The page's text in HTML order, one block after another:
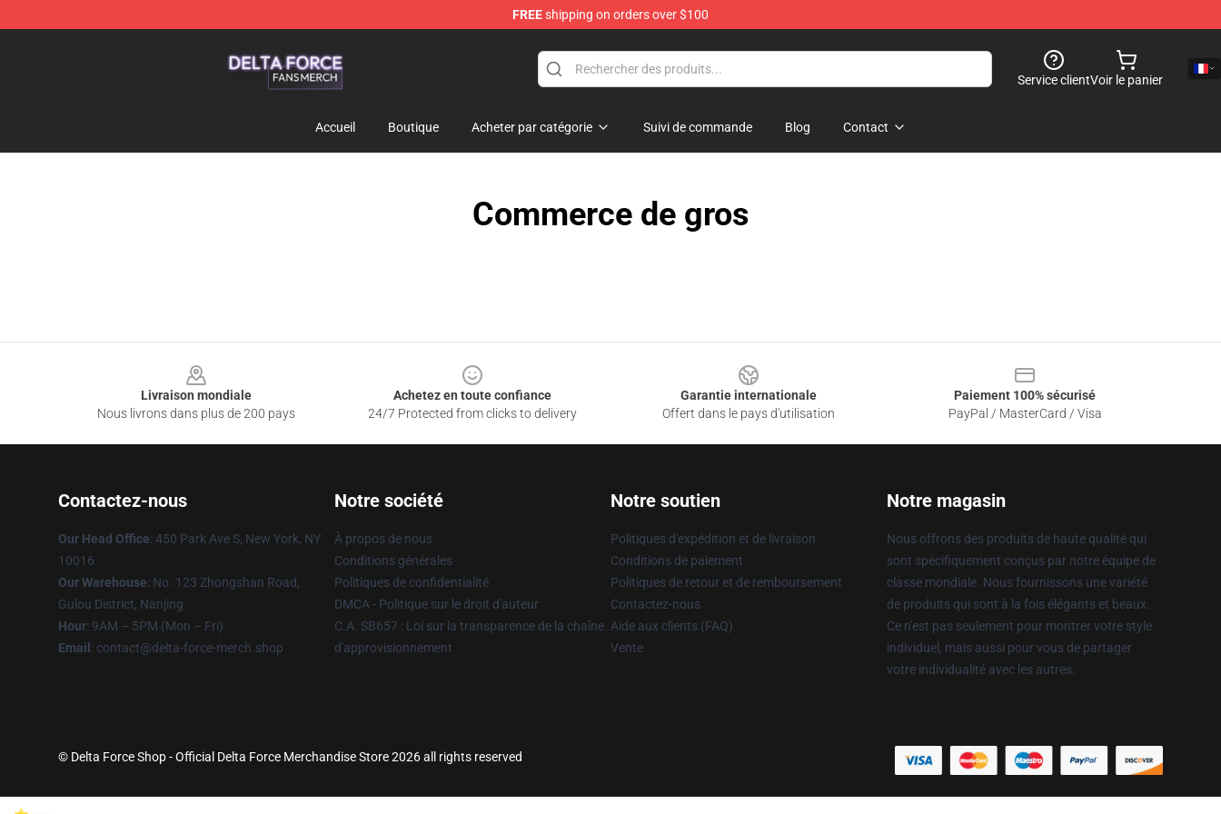
FREEshipping on orders over $100
Service clientVoir le panier
Accueil Boutique Acheter par catégorie Suivi de commande Blog Contact
Commerce de gros
Livraison mondiale
Nous livrons dans plus de 200 pays
Achetez en toute confiance
24/7 Protected from clicks to delivery
Garantie internationale
Offert dans le pays d'utilisation
Paiement 100% sécurisé
PayPal / MasterCard / Visa
Contactez-nous
Our Head Office: 450 Park Ave S, New York, NY
10016
Our Warehouse: No. 123 Zhongshan Road,
Gulou District, Nanjing
Hour: 9AM – 5PM (Mon – Fri)
Email : contact@delta-force-merch.shop
Notre société
À propos de nous
Conditions générales
Politiques de confidentialité
DMCA - Politique sur le droit d'auteur
C.A. SB657 : Loi sur la transparence de la chaîne
d'approvisionnement
Notre soutien
Politiques d'expédition et de livraison
Conditions de paiement
Politiques de retour et de remboursement
Contactez-nous
Aide aux clients (FAQ)
Vente
Notre magasin
Nous offrons des produits de haute qualité qui
sont spécifiquement conçus par notre équipe de
classe mondiale. Nous fournissons une variété
de produits qui sont à la fois élégants et beaux.
Ce n'est pas seulement pour montrer votre style
individuel, mais aussi pour vous de partager
votre individualité avec les autres.
© Delta Force Shop - Official Delta Force Merchandise Store 2026 all rights reserved